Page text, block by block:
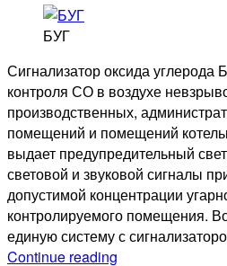
БУГ
Сигнализатор оксида углерода
контроля СО в воздухе
производственных,
помещений и помещений
выдает предупредительный
световой и звуковой сигналы
допустимой концентрации
контролируемого помещения.
единую систему с
Continue reading